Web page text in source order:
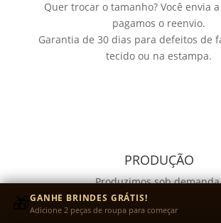
Quer trocar o tamanho? Você envia
pagamos o reenvio.
Garantia de 30 dias para defeitos de
tecido ou na estampa.
PRODUÇÃO
Produzimos sob
O prazo de produção até o envio é de
úteis, para garantir qualidade e
🎁GANHE BRINDES GRÁTIS!
Adicione 2 peças de roupa para começar